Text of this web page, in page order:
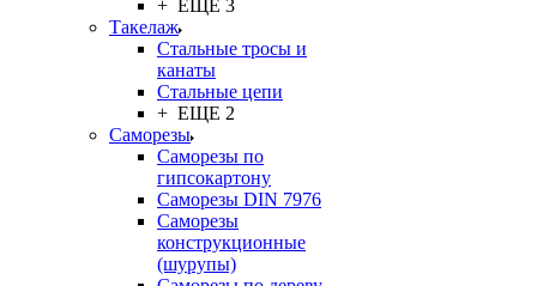
+ ЕЩЕ 3
Такелаж
Стальные тросы и
канаты
Стальные цепи
+ ЕЩЕ 2
Саморезы
Саморезы по
гипсокартону
Саморезы DIN 7976
Саморезы
конструкционные
(шурупы)